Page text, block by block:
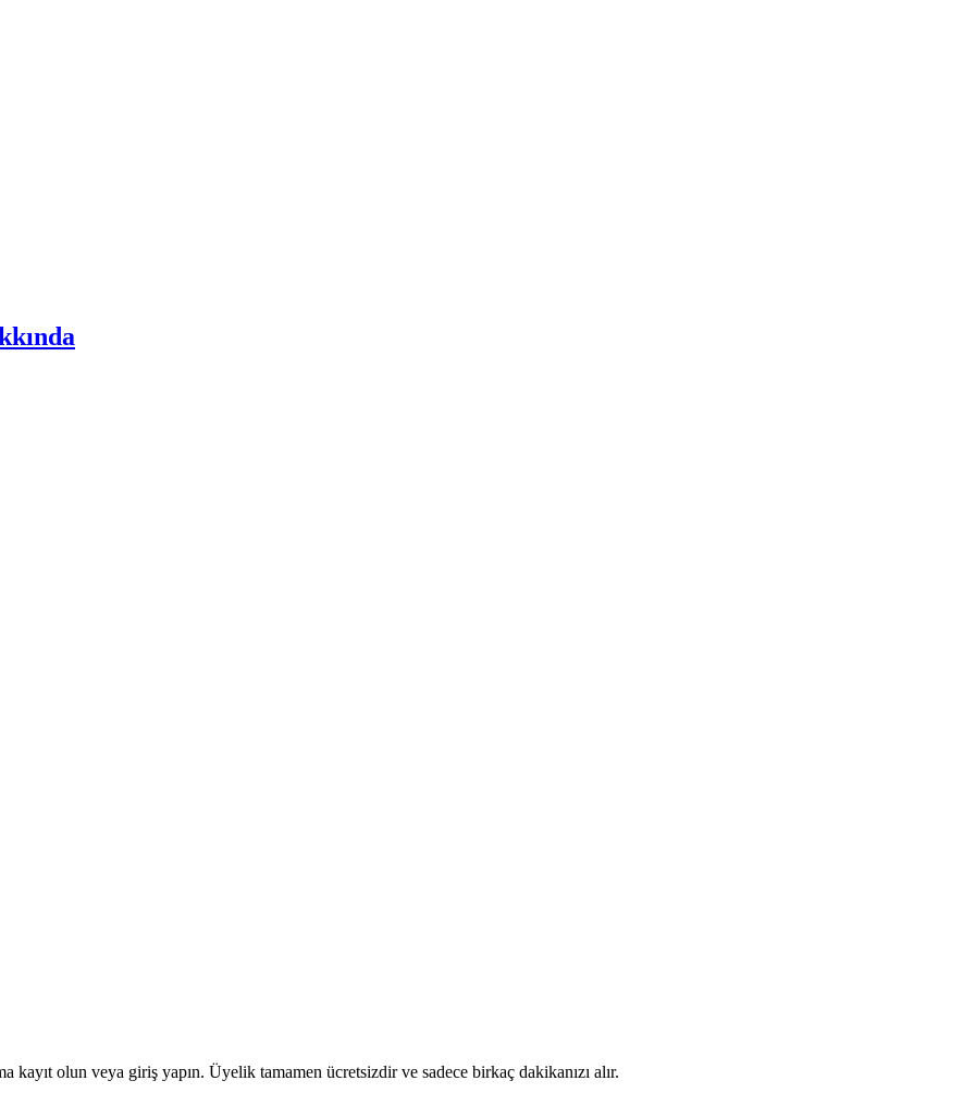
olun veya giriş yapın. Üyelik tamamen ücretsizdir ve sadece birkaç dakikanızı alır.